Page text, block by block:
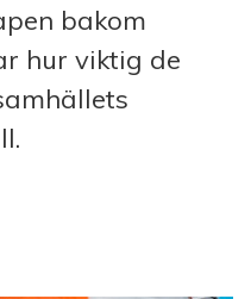
bakom
hur viktig de
DEL AV